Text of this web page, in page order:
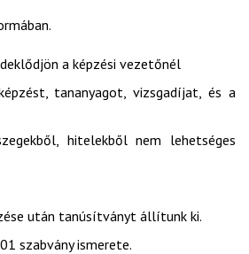
a képzési vezetőnél
tananyagot, vizsgadíjat, és a
hitelekből nem lehetséges
után tanúsítványt állítunk ki.
szabvány ismerete.